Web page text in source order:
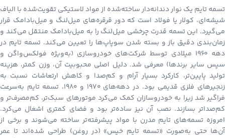
تسمه تایم یک نوار دندانه‌دار ساخته‌شده از مواد لاستیکی تقویت‌شده با الیاف
شیشه‌ای، کولار یا فولاد است که دور قرقره‌های میل‌لنگ و میل‌بادامک قرار
می‌گیرد. این تسمه قدرت چرخشی میل‌لنگ را به میل‌بادامک منتقل می‌کند و
زمان‌بندی دقیق باز و بسته شدن سوپاپ‌ها را تعیین می‌کند. تسمه تایم در
دهه ۱۹۶۰ میلادی توسط شرکت‌های خودروسازی (به‌ویژه فولکس‌واگن و
سپس سایر برندها) معرفی شد. دلیل اصلی محبوبیت آن، وزن کمتر، هزینه
تولید پایین‌تر، کارکرد بسیار آرام و کم‌صدا و کاهش ارتعاشات نسبت به
زنجیرهای فلزی قدیمی بود. در دهه‌های ۱۹۷۰ و ۱۹۸۰، تسمه تایم به‌سرعت
فراگیر شد زیرا به خودروسازان کمک می‌کرد موتورهای سبک‌تر، کم‌مصرف‌تر و
کم‌صداتر بسازند. نصب آن نیز ساده‌تر بود و فضای کمتری اشغال می‌کرد.
امروزه تسمه‌های تایم مدرن با مواد پیشرفته‌تر ساخته می‌شوند و برخی از
آن‌ها حتی به‌صورت «تسمه تایم خیس» (در روغن) طراحی شده‌اند تا عمر